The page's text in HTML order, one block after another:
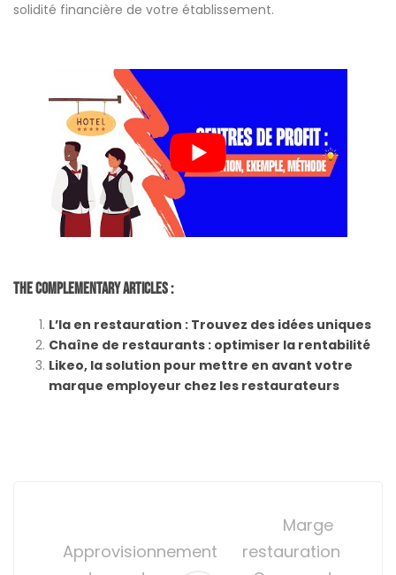
solidité financière de votre établissement.
The Complementary Articles :
L’Ia en restauration : Trouvez des idées uniques
Chaîne de restaurants : optimiser la rentabilité
Likeo, la solution pour mettre en avant votre
marque employeur chez les restaurateurs
Approvisionnement
Marge
restauration